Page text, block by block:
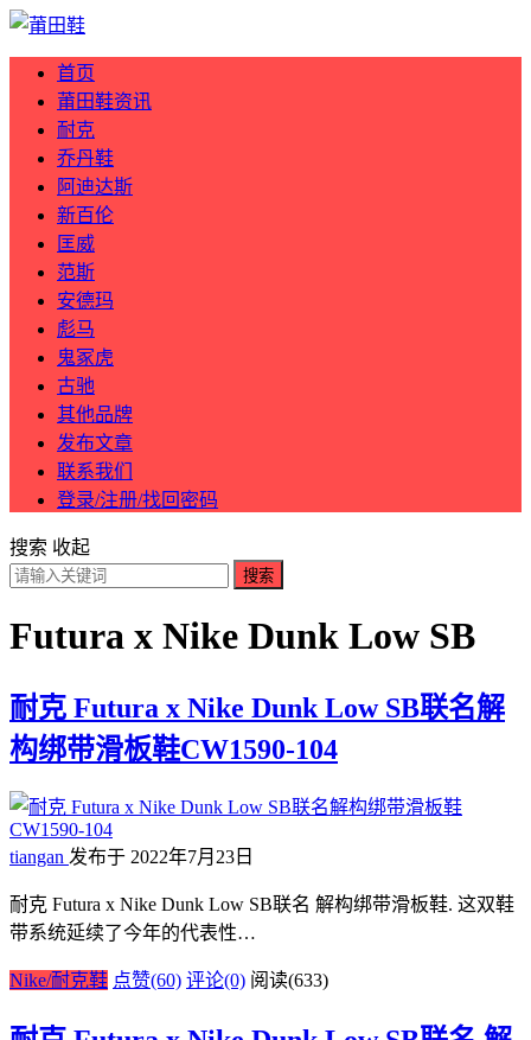
首页
莆田鞋资讯
耐克
乔丹鞋
阿迪达斯
新百伦
匡威
范斯
安德玛
彪马
鬼冢虎
古驰
其他品牌
发布文章
联系我们
登录/注册/找回密码
搜索 收起
搜索
Futura x Nike Dunk Low SB
耐克 Futura x Nike Dunk Low SB联名解
构绑带滑板鞋CW1590-104
tiangan 发布于 2022年7月23日
耐克 Futura x Nike Dunk Low SB联名 解构绑带滑板鞋. 这双鞋
带系统延续了今年的代表性…
Nike/耐克鞋 点赞(60) 评论(0) 阅读(633)